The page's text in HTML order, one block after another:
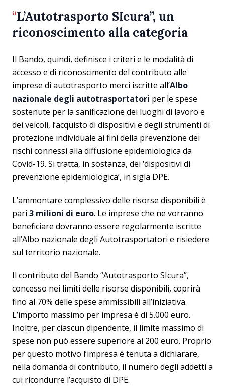
“L’Autotrasporto SIcura”, un
riconoscimento alla categoria
Il Bando, quindi, definisce i criteri e le modalità di
accesso e di riconoscimento del contributo alle
imprese di autotrasporto merci iscritte all’Albo
nazionale degli autotrasportatori per le spese
sostenute per la sanificazione dei luoghi di lavoro e
dei veicoli, l’acquisto di dispositivi e degli strumenti di
protezione individuale ai fini della prevenzione dei
rischi connessi alla diffusione epidemiologica da
Covid-19. Si tratta, in sostanza, dei ‘dispositivi di
prevenzione epidemiologica’, in sigla DPE.
L’ammontare complessivo delle risorse disponibili è
pari 3 milioni di euro. Le imprese che ne vorranno
beneficiare dovranno essere regolarmente iscritte
all’Albo nazionale degli Autotrasportatori e risiedere
sul territorio nazionale.
Il contributo del Bando “Autotrasporto SIcura”,
concesso nei limiti delle risorse disponibili, coprirà
fino al 70% delle spese ammissibili all’iniziativa.
L’importo massimo per impresa è di 5.000 euro.
Inoltre, per ciascun dipendente, il limite massimo di
spese non può essere superiore ai 200 euro. Proprio
per questo motivo l’impresa è tenuta a dichiarare,
nella domanda di contributo, il numero degli addetti a
cui ricondurre l’acquisto di DPE.